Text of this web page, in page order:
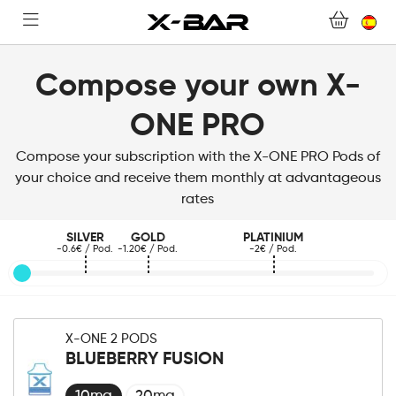
ABONNEMENTS
CONTACTA CON NOSOTROS
CONVIÉRTASE EN UN MAYORISTA DE X-BAR
MI CUENTA
Compose your own X-
ONE PRO
Compose your subscription with the X-ONE PRO Pods of
your choice and receive them monthly at advantageous
rates
SILVER
-0.6€ / Pod.
GOLD
-1.20€ / Pod.
PLATINIUM
-2€ / Pod.
X-ONE 2 PODS
BLUEBERRY FUSION